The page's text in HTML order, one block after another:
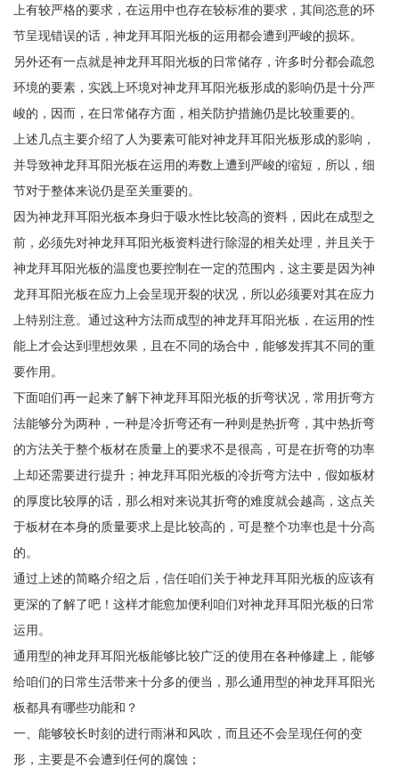
上有较严格的要求，在运用中也存在较标准的要求，其间恣意的环
节呈现错误的话，神龙拜耳阳光板的运用都会遭到严峻的损坏。
另外还有一点就是神龙拜耳阳光板的日常储存，许多时分都会疏忽
环境的要素，实践上环境对神龙拜耳阳光板形成的影响仍是十分严
峻的，因而，在日常储存方面，相关防护措施仍是比较重要的。
上述几点主要介绍了人为要素可能对神龙拜耳阳光板形成的影响，
并导致神龙拜耳阳光板在运用的寿数上遭到严峻的缩短，所以，细
节对于整体来说仍是至关重要的。
因为神龙拜耳阳光板本身归于吸水性比较高的资料，因此在成型之
前，必须先对神龙拜耳阳光板资料进行除湿的相关处理，并且关于
神龙拜耳阳光板的温度也要控制在一定的范围内，这主要是因为神
龙拜耳阳光板在应力上会呈现开裂的状况，所以必须要对其在应力
上特别注意。通过这种方法而成型的神龙拜耳阳光板，在运用的性
能上才会达到理想效果，且在不同的场合中，能够发挥其不同的重
要作用。
下面咱们再一起来了解下神龙拜耳阳光板的折弯状况，常用折弯方
法能够分为两种，一种是冷折弯还有一种则是热折弯，其中热折弯
的方法关于整个板材在质量上的要求不是很高，可是在折弯的功率
上却还需要进行提升；神龙拜耳阳光板的冷折弯方法中，假如板材
的厚度比较厚的话，那么相对来说其折弯的难度就会越高，这点关
于板材在本身的质量要求上是比较高的，可是整个功率也是十分高
的。
通过上述的简略介绍之后，信任咱们关于神龙拜耳阳光板的应该有
更深的了解了吧！这样才能愈加便利咱们对神龙拜耳阳光板的日常
运用。
通用型的神龙拜耳阳光板能够比较广泛的使用在各种修建上，能够
给咱们的日常生活带来十分多的便当，那么通用型的神龙拜耳阳光
板都具有哪些功能和？
一、能够较长时刻的进行雨淋和风吹，而且还不会呈现任何的变
形，主要是不会遭到任何的腐蚀；